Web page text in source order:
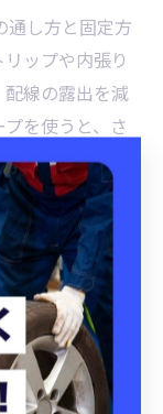
通し方と固定方
ップや内張り
線の露出を減
を使うと、さ
足やルート選
に適度な長さ
で留めましょ
いので、動き
重要です。
確認するとイメ